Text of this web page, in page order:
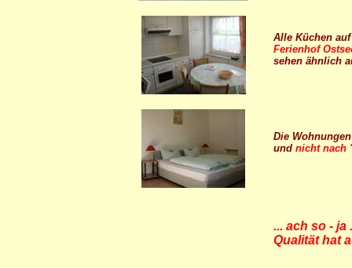
Alle Küchen
Ferienhof
sehen ähnlich
Die
und nicht nach
... ach so - ja
Qualität hat